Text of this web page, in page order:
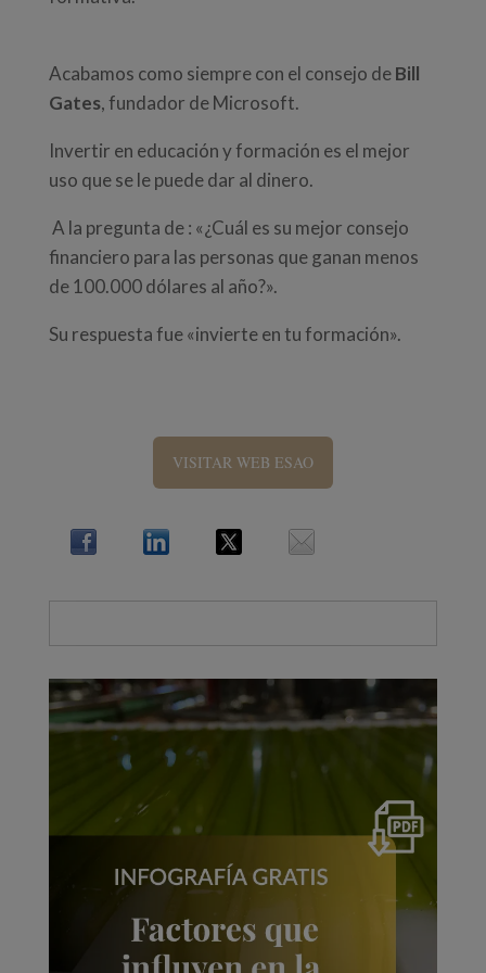
Acabamos como siempre con el consejo deBill
Gates, fundador de Microsoft.
Invertir en educación y formación es el mejor
uso que se le puede dar al dinero.
A la pregunta de : «¿Cuál es su mejor consejo
financiero para las personas que ganan menos
de 100.000 dólares al año?».
Su respuesta fue«invierte en tu formación».
VISITAR WEB ESAO